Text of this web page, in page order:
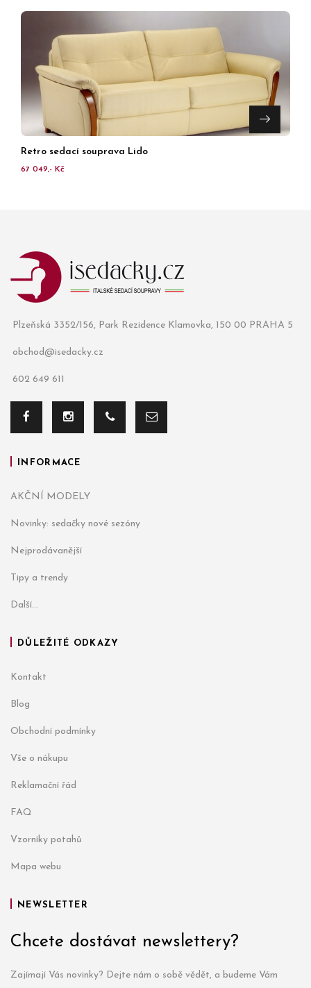
Retro sedací souprava Lido
67 049,- Kč
Plzeňská 3352/156, Park Rezidence Klamovka, 150 00 PRAHA 5
obchod@isedacky.cz
602 649 611
INFORMACE
AKČNÍ MODELY
Novinky: sedačky nové sezóny
Nejprodávanější
Tipy a trendy
Další...
DŮLEŽITÉ ODKAZY
Kontakt
Blog
Obchodní podmínky
Vše o nákupu
Reklamační řád
FAQ
Vzorníky potahů
Mapa webu
NEWSLETTER
Chcete dostávat newslettery?
Zajímají Vás novinky? Dejte nám o sobě vědět, a budeme Vám